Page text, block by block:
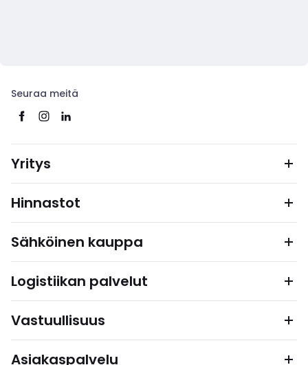
Seuraa meitä
Yritys
Hinnastot
Sähköinen kauppa
Logistiikan palvelut
Vastuullisuus
Asiakaspalvelu